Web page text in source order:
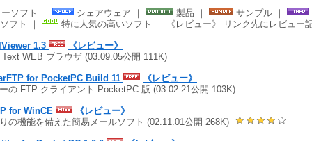
ソフト ｜ シェアウェア ｜ 製品 ｜ サンプル ｜
フト ｜
特に人気の高いソフト ｜ 《レビュー》 リンク先にレビュー
1.3
《レビュー》
WEB ブラウザ (03.09.05公開 111K)
for PocketPC Build 11
《レビュー》
の FTP クライアント PocketPC 版 (03.02.21公開 103K)
for WinCE
《レビュー》
の機能を備えた簡易メールソフト (02.11.01公開 268K)